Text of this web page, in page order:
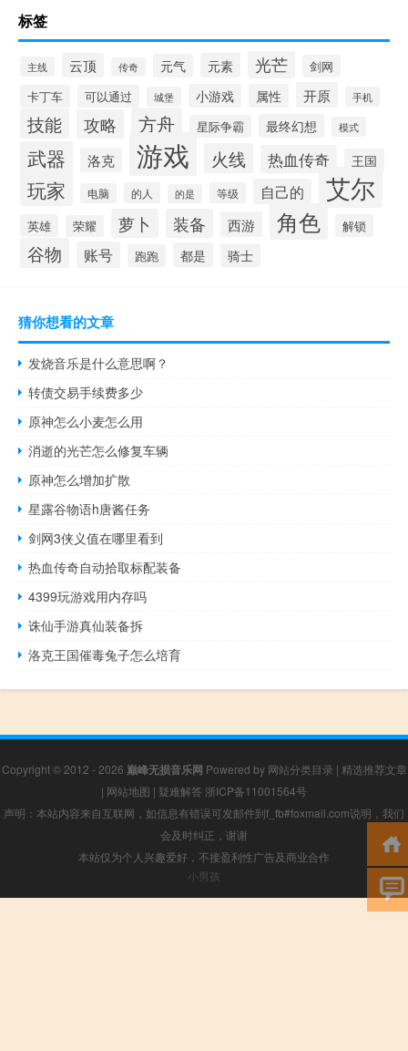
标签
主线 云顶 传奇 元气 元素 光芒
剑网
卡丁车
可以通过 城堡 小游戏 属性 开原 手机
技能 攻略 方舟 星际争霸 最终幻想 模式
武器 洛克 游戏 火线 热血传奇 王国
玩家 电脑 的人 的是 等级 自己的 艾尔
英雄 荣耀 萝卜 装备 西游 角色 解锁
谷物 账号 跑跑 都是 骑士
猜你想看的文章
发烧音乐是什么意思啊？
转债交易手续费多少
原神怎么小麦怎么用
消逝的光芒怎么修复车辆
原神怎么增加扩散
星露谷物语h唐酱任务
剑网3侠义值在哪里看到
热血传奇自动拾取标配装备
4399玩游戏用内存吗
诛仙手游真仙装备拆
洛克王国催毒兔子怎么培育
Copyright © 2012 - 2026 巅峰无损音乐网 Powered by 网站分类目录 | 精选推荐文章
| 网站地图 | 疑难解答 浙ICP备11001564号
声明：本站内容来自互联网，如信息有错误可发邮件到f_fb#foxmail.com说明，我们
会及时纠正，谢谢
本站仅为个人兴趣爱好，不接盈利性广告及商业合作
小男孩